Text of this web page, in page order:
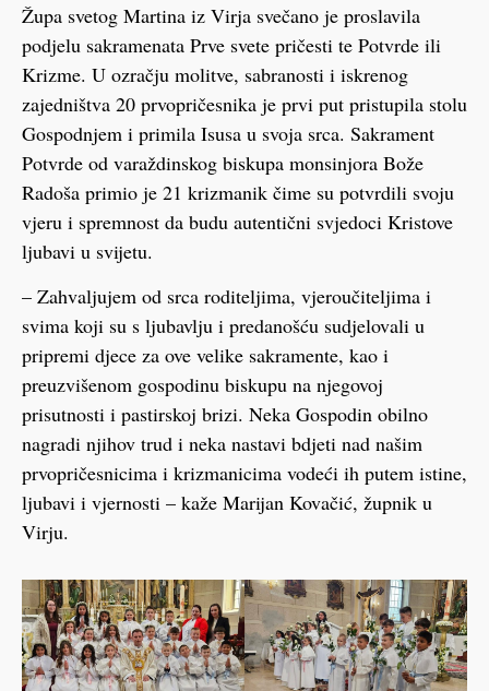
Župa svetog Martina iz Virja svečano je proslavila
podjelu sakramenata Prve svete pričesti te Potvrde ili
Krizme. U ozračju molitve, sabranosti i iskrenog
zajedništva 20 prvopričesnika je prvi put pristupila stolu
Gospodnjem i primila Isusa u svoja srca. Sakrament
Potvrde od varaždinskog biskupa monsinjora Bože
Radoša primio je 21 krizmanik čime su potvrdili svoju
vjeru i spremnost da budu autentični svjedoci Kristove
ljubavi u svijetu.
– Zahvaljujem od srca roditeljima, vjeroučiteljima i
svima koji su s ljubavlju i predanošću sudjelovali u
pripremi djece za ove velike sakramente, kao i
preuzvišenom gospodinu biskupu na njegovoj
prisutnosti i pastirskoj brizi. Neka Gospodin obilno
nagradi njihov trud i neka nastavi bdjeti nad našim
prvopričesnicima i krizmanicima vodeći ih putem istine,
ljubavi i vjernosti – kaže Marijan Kovačić, župnik u
Virju.